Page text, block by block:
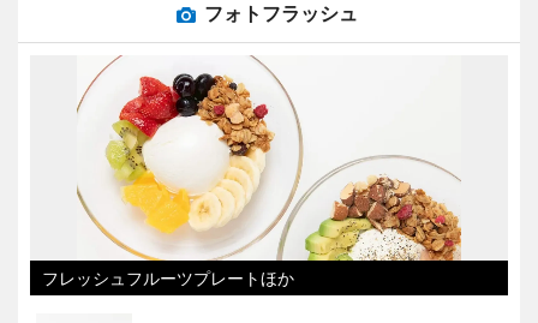
フォトフラッシュ
フレッシュフルーツプレートほか